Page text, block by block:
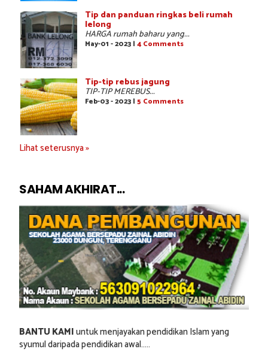
Tip dan panduan ringkas beli rumah
lelong
HARGA rumah baharu yang...
May-01 - 2023 | 4 Comments
Tip-tip rebus jagung
TIP-TIP MEREBUS...
Feb-03 - 2023 | 5 Comments
Lihat seterusnya »
SAHAM AKHIRAT...
BANTU KAMIuntuk menjayakan pendidikan Islam yang
syumul daripada pendidikan awal.....